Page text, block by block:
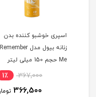
اسپری خوشبو کننده بدن
زنانه بیول مدل Remember
Me حجم 150 میلی لیتر
367,000 1٪
366,500